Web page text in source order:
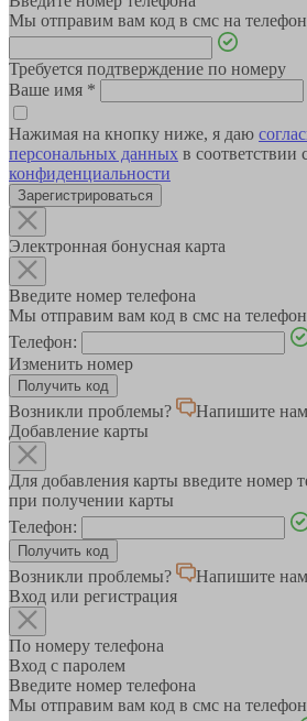
Мы отправим вам код в смс на
Требуется подтверждение по номеру
Ваше имя *
Нажимая на кнопку ниже, я даю
персональных данных в соответствии
конфиденциальности
Зарегистрироваться
Электронная бонусная карта
Введите номер телефона
Мы отправим вам код в смс на
Телефон:
Изменить номер
Возникли проблемы?
Напишите нам
Добавление карты
Для добавления карты введите номер
при получении карты
Телефон:
Возникли проблемы?
Напишите нам
Вход или регистрация
По номеру телефона
Вход с паролем
Введите номер телефона
Мы отправим вам код в смс на